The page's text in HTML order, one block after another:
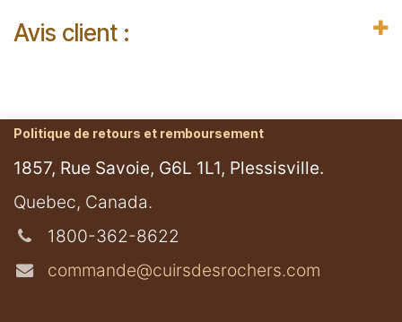
Avis client :
Politique de retours et remboursement
1857, Rue Savoie, G6L 1L1, Plessisville.
​Quebec, Canada.
1800-362-8622
commande@cuirsdesrochers.com